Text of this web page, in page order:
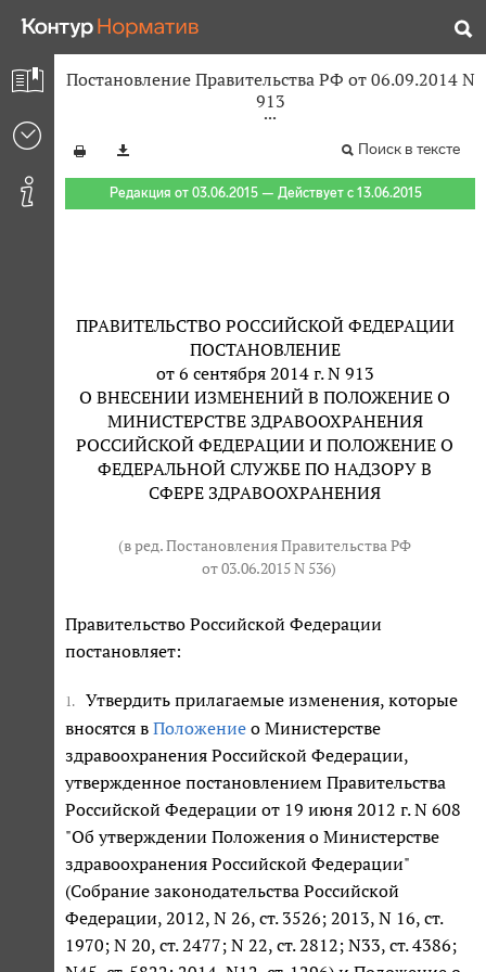
Постановление Правительства РФ от 06.09.2014 N
913
Поиск в тексте
Редакция от 03.06.2015 — Действует с 13.06.2015
ПРАВИТЕЛЬСТВО РОССИЙСКОЙ ФЕДЕРАЦИИ
ПОСТАНОВЛЕНИЕ
от 6 сентября 2014 г. N 913
О ВНЕСЕНИИ ИЗМЕНЕНИЙ В ПОЛОЖЕНИЕ О
МИНИСТЕРСТВЕ ЗДРАВООХРАНЕНИЯ
РОССИЙСКОЙ ФЕДЕРАЦИИ И ПОЛОЖЕНИЕ О
ФЕДЕРАЛЬНОЙ СЛУЖБЕ ПО НАДЗОРУ В
СФЕРЕ ЗДРАВООХРАНЕНИЯ
(в ред. Постановления Правительства РФ
от 03.06.2015 N 536)
Правительство Российской Федерации
постановляет:
1.
Утвердить прилагаемые изменения, которые
вносятся в Положение о Министерстве
здравоохранения Российской Федерации,
утвержденное постановлением Правительства
Российской Федерации от 19 июня 2012 г. N 608
"Об утверждении Положения о Министерстве
здравоохранения Российской Федерации"
(Собрание законодательства Российской
Федерации, 2012, N 26, ст. 3526; 2013, N 16, ст.
1970; N 20, ст. 2477; N 22, ст. 2812; N33, ст. 4386;